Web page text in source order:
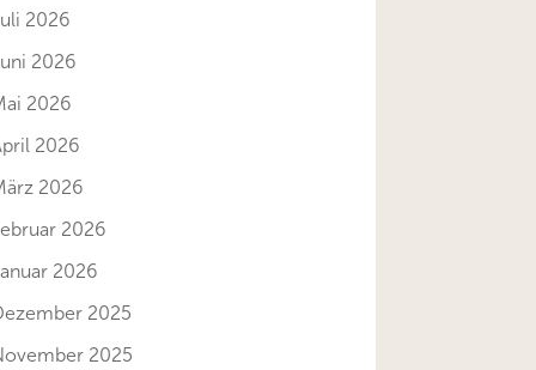
2026
2026
2026
2026
2026
2026
2026
2025
2025